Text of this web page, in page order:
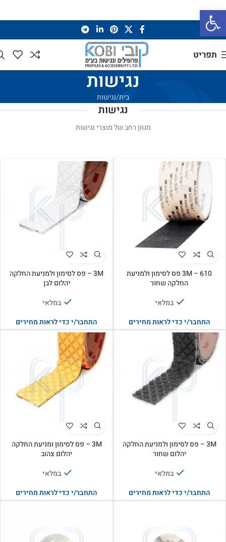
פתח סרגל נגישות
תפריט
נגישות
בית נגישות
נגישות
מגוון רחב של מוצרי נגישות
3M – 610 פס לסימון ולמניעת
החלקה שחור
במלאי
התחבר/י כדי לראות מחירים
3M – פס לסימון ולמניעת החלקה
יהלום לבן
במלאי
התחבר/י כדי לראות מחירים
3M – פס לסימון ולמניעת החלקה
יהלום שחור
במלאי
התחבר/י כדי לראות מחירים
3M – פס לסימון ומניעת החלקה
יהלום צהוב
במלאי
התחבר/י כדי לראות מחירים